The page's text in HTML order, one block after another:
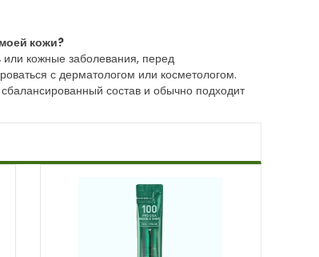
кожи?
или кожные заболевания, перед
с дерматологом или косметологом.
состав и обычно подходит